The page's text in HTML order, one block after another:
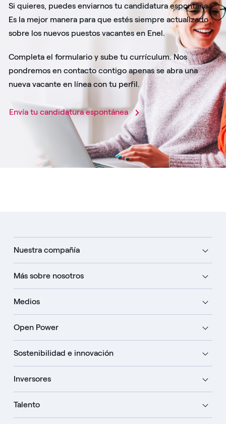
Si quieres, puedes enviarnos tu candidatura espontánea.
Es la mejor manera para que estés siempre actualizado
sobre los nuevos puestos vacantes en Enel.
Completa el formulario y sube tu currículum. Nos
pondremos en contacto contigo apenas se abra una
nueva vacante en línea con tu perfil.
Envía tu candidatura espontánea
Nuestra compañía
Más sobre nosotros
Medios
Open Power
Sostenibilidad e innovación
Inversores
Talento